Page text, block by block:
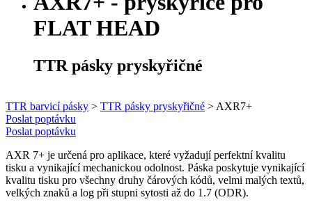
FLAT HEAD
TTR pásky pryskyřičné
TTR barvicí pásky > TTR pásky pryskyřičné > AXR7+
Poslat poptávku
Poslat poptávku
AXR 7+ je určená pro aplikace, které vyžadují perfektní kvalitu
tisku a vynikající mechanickou odolnost. Páska poskytuje vynikající
kvalitu tisku pro všechny druhy čárových kódů, velmi malých textů,
velkých znaků a log při stupni sytosti až do 1.7 (ODR).